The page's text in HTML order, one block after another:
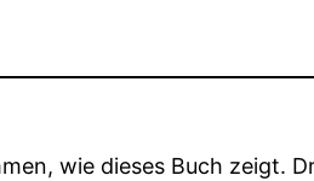
wie dieses Buch zeigt.